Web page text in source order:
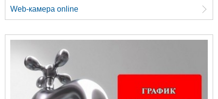
Web-камера online